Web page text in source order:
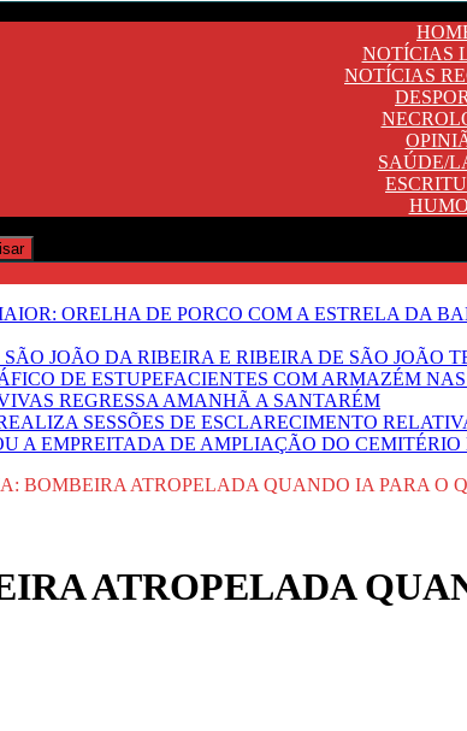
NOTÍCIAS
NOTÍCIAS
SAÚDE/
ORELHA DE PORCO COM A ESTRELA DA
JOÃO DA RIBEIRA E RIBEIRA DE SÃO JOÃO
DE ESTUPEFACIENTES COM ARMAZÉM
REGRESSA AMANHÃ A SANTARÉM
SESSÕES DE ESCLARECIMENTO
A EMPREITADA DE AMPLIAÇÃO DO
BOMBEIRA ATROPELADA QUANDO IA PARA O
ATROPELADA